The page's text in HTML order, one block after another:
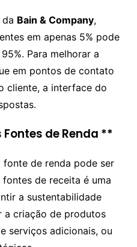
Bain & Company,
em apenas 5% pode
Para melhorar a
em pontos de contato
cliente, a interface do
de Renda **
fonte de renda pode ser
de receita é uma
a sustentabilidade
a criação de produtos
serviços adicionais, ou